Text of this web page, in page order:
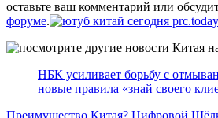
оставьте ваш комментарий или
форуме.
НБК усиливает борьбу с
новые правила «знай своего